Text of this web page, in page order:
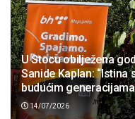
U Stocu obilježena
Sanide Kaplan:
budućim
14/07/2026